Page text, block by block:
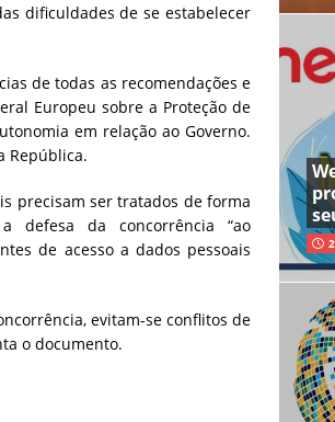
dificuldades de se estabelecer
de todas as recomendações e
Europeu sobre a Proteção de
em relação ao Governo.
República.
precisam ser tratados de forma
defesa da concorrência “ao
de acesso a dados pessoais
evitam-se conflitos de
o documento.